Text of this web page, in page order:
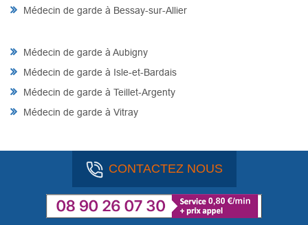
Médecin de garde à Bessay-sur-Allier
Médecin de garde à Aubigny
Médecin de garde à Isle-et-Bardais
Médecin de garde à Teillet-Argenty
Médecin de garde à Vitray
CONTACTEZ NOUS